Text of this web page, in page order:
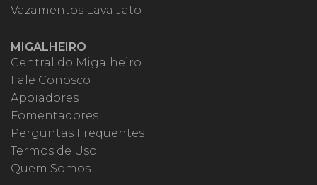
Vazamentos Lava Jato
MIGALHEIRO
Central do Migalheiro
Fale Conosco
Apoiadores
Fomentadores
Perguntas Frequentes
Termos de Uso
Quem Somos